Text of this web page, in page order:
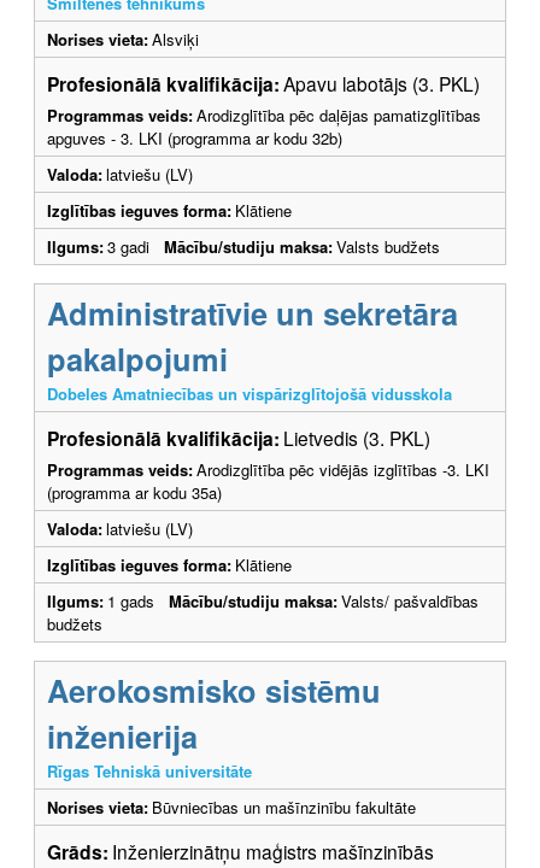
Norises vieta:Alsviķi
Profesionālā kvalifikācija:Apavu labotājs (3. PKL)
Programmas veids:Arodizglītība pēc daļējas pamatizglītības
apguves - 3. LKI (programma ar kodu 32b)
Valoda:latviešu (LV)
Izglītības ieguves forma: Klātiene
Ilgums:3 gadi Mācību/studiju maksa:Valsts budžets
Administratīvie un sekretāra
pakalpojumi
Dobeles Amatniecības un vispārizglītojošā vidusskola
Profesionālā kvalifikācija: Lietvedis (3. PKL)
Programmas veids:Arodizglītība pēc vidējās izglītības -3. LKI
(programma ar kodu 35a)
Valoda:latviešu (LV)
Izglītības ieguves forma: Klātiene
Ilgums: 1 gads Mācību/studiju maksa:Valsts/ pašvaldības
budžets
Aerokosmisko sistēmu
inženierija
Rīgas Tehniskā universitāte
Norises vieta: Būvniecības un mašīnzinību fakultāte
Grāds: Inženierzinātņu maģistrs mašīnzinībās